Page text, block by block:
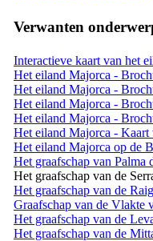
Verwanten
Interactieve kaart van het
Het eiland Majorca -
Het eiland Majorca -
Het eiland Majorca -
Het eiland Majorca -
Het eiland Majorca - Kaart
Het eiland Majorca op de
Het graafschap van Palma
Het graafschap van de
Het graafschap van de
Graafschap van de Vlakte
Het graafschap van de
Het graafschap van de